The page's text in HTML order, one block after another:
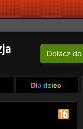
Dołącz do
Dla dzieci